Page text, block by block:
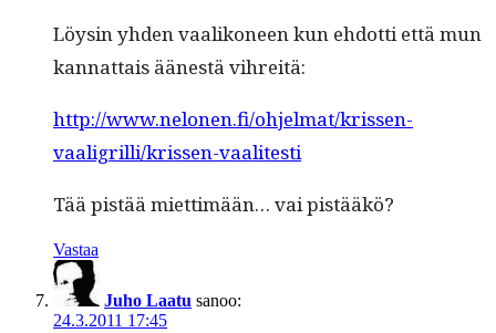
Löysin yhden vaa­likoneen kun ehdot­ti että mun
kan­nat­tais äänestä vihreitä:
http://www.nelonen.fi/ohjelmat/krissen-
vaaligrilli/krissen-vaalitesti
Tää pistää miet­timään… vai pistääkö?
Vastaa
Juho Laatu sanoo:
24.3.2011 17:45